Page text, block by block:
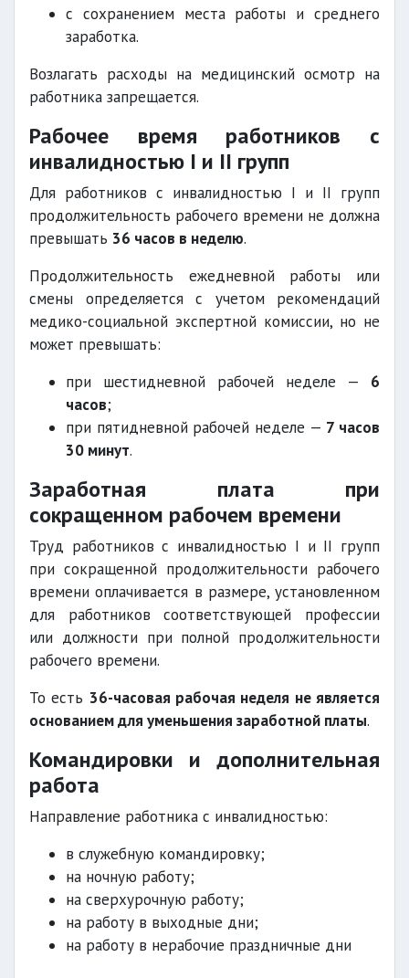
с сохранением места работы и среднего
заработка.
Возлагать расходы на медицинский осмотр на
работника запрещается.
Рабочее время работников с
инвалидностью I и II групп
Для работников с инвалидностью I и II групп
продолжительность рабочего времени не должна
превышать 36 часов в неделю.
Продолжительность ежедневной работы или
смены определяется с учетом рекомендаций
медико-социальной экспертной комиссии, но не
может превышать:
при шестидневной рабочей неделе — 6
часов;
при пятидневной рабочей неделе — 7 часов
30 минут.
Заработная плата при
сокращенном рабочем времени
Труд работников с инвалидностью I и II групп
при сокращенной продолжительности рабочего
времени оплачивается в размере, установленном
для работников соответствующей профессии
или должности при полной продолжительности
рабочего времени.
То есть 36-часовая рабочая неделя не является
основанием для уменьшения заработной платы.
Командировки и дополнительная
работа
Направление работника с инвалидностью:
в служебную командировку;
на ночную работу;
на сверхурочную работу;
на работу в выходные дни;
на работу в нерабочие праздничные дни